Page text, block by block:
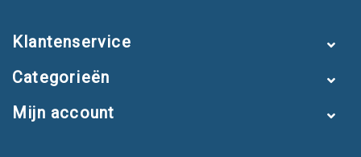
Klantenservice
Categorieën
Mijn account